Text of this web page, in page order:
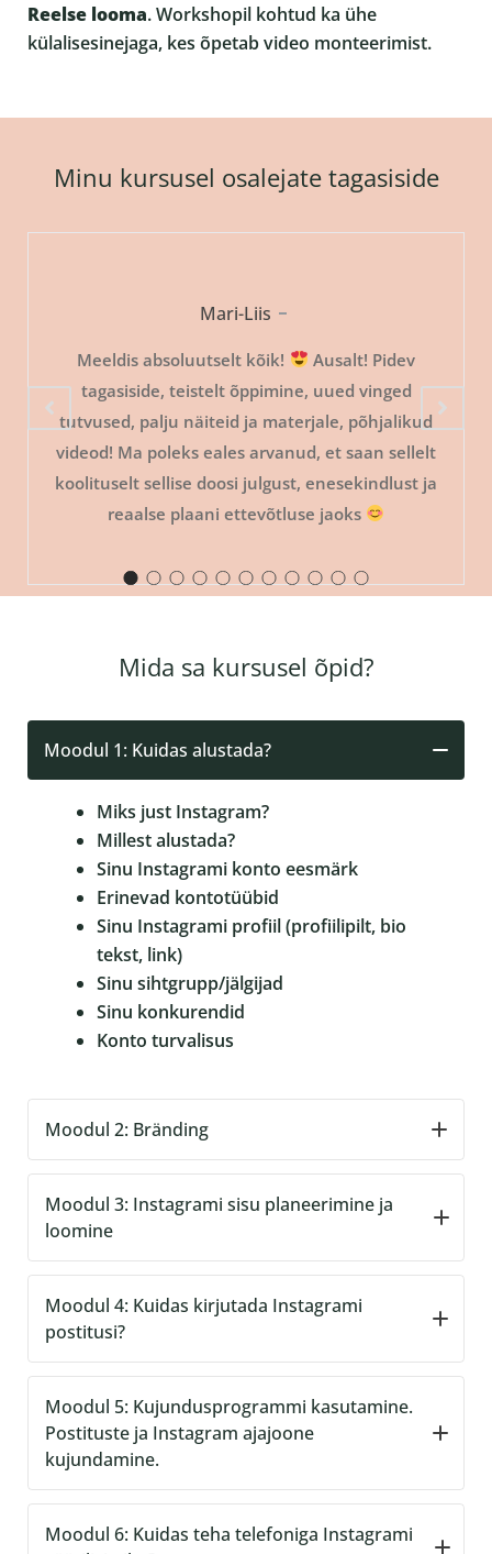
Reelse looma. Workshopil kohtud ka ühe
külalisesinejaga, kes õpetab video monteerimist.
Minu kursusel osalejate tagasiside
Mari-Liis
Meeldis absoluutselt kõik!
Ausalt! Pidev
tagasiside, teistelt õppimine, uued vinged
tutvused, palju näiteid ja materjale, põhjalikud
videod! Ma poleks eales arvanud, et saan sellelt
koolituselt sellise doosi julgust, enesekindlust ja
reaalse plaani ettevõtluse jaoks
Mida sa kursusel õpid?
Moodul 1: Kuidas alustada?
Miks just Instagram?
Millest alustada?
Sinu Instagrami konto eesmärk
Erinevad kontotüübid
Sinu Instagrami profiil (profiilipilt, bio
tekst, link)
Sinu sihtgrupp/jälgijad
Sinu konkurendid
Konto turvalisus
Moodul 2: Bränding
Brändingust üldiselt
Mis on persoonibränd?
Kuidas luua endale brändikuvand?
Brändivärvid ja kirjatüübid
Moodul 3: Instagrami sisu planeerimine ja
loomine
Millist sisu planeerida?
Kuidas luua mõttekaarti ja valida teemad?
Sisu jagamine
Kuidas leida ideid?
Sisu postitamine
Moodul 4: Kuidas kirjutada Instagrami
postitusi?
Kuidas jutustada lugusid
Teksti ülesehitus
Kuidas kaasata inimesi?
Teksti stiil ja õigekiri
Hashtagid
Moodul 5: Kujundusprogrammi kasutamine.
Postituste ja Instagram ajajoone
kujundamine.
Kuidas kujundada Instagrami profiili
Moodul 6: Kuidas teha telefoniga Instagrami